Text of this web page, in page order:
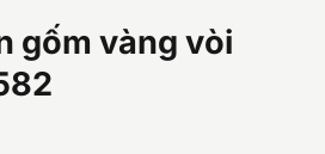
gốm vàng vòi